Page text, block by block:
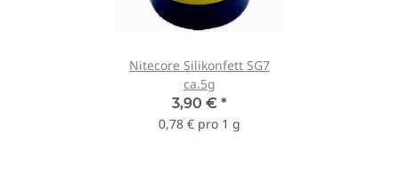
Nitecore Silikonfett SG7
ca.5g
3,90 € *
0,78 € pro 1 g